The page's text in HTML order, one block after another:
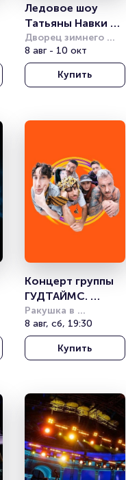
Ледовое шоу
Татьяны Навки
«История любви
Шахерезады»
Дворец зимнего
спорта Айсберг
(Сочи)
8 авг - 10 окт
Купить
Концерт группы
ГУДТАЙМС.
Summer Sound
Ракушка в
Александровском
саду
8 авг, сб, 19:30
Купить